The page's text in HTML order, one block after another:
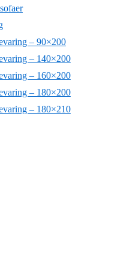
– 90×200
– 140×200
– 160×200
– 180×200
– 180×210